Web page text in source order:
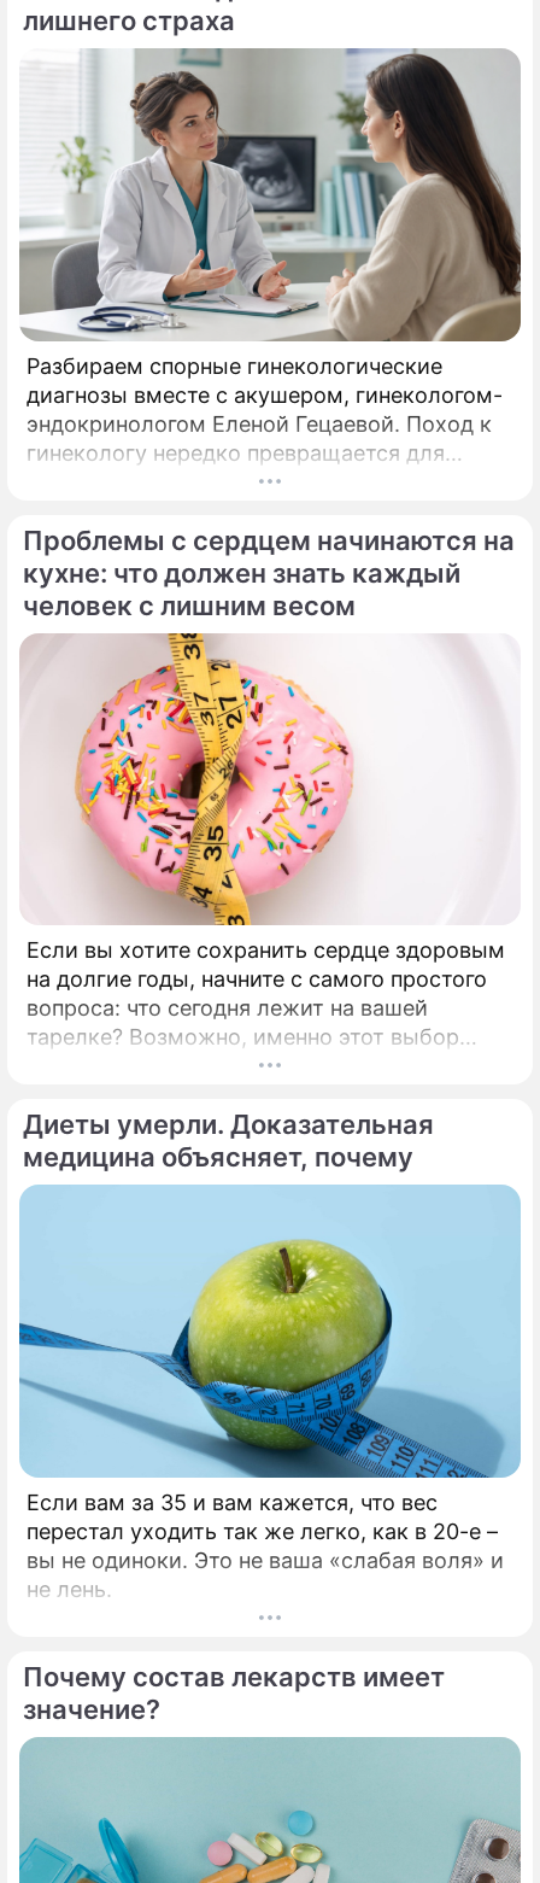
лишнего страха
Разбираем спорные гинекологические
диагнозы вместе с акушером, гинекологом-
эндокринологом Еленой Гецаевой. Поход к
гинекологу нередко превращается для
женщины не в спокойный разговор о
выдержку.
Проблемы с сердцем начинаются на
кухне: что должен знать каждый
человек с лишним весом
Если вы хотите сохранить сердце здоровым
на долгие годы, начните с самого простого
вопроса: что сегодня лежит на вашей
тарелке? Возможно, именно этот выбор
станет лучшей инвестицией в ваше будущее.
умирает от сердечно-сосудистого
заболевания.
Диеты умерли. Доказательная
медицина объясняет, почему
Если вам за 35 и вам кажется, что вес
перестал уходить так же легко, как в 20-е –
вы не одиноки. Это не ваша «слабая воля» и
не лень.
Почему состав лекарств имеет
значение?